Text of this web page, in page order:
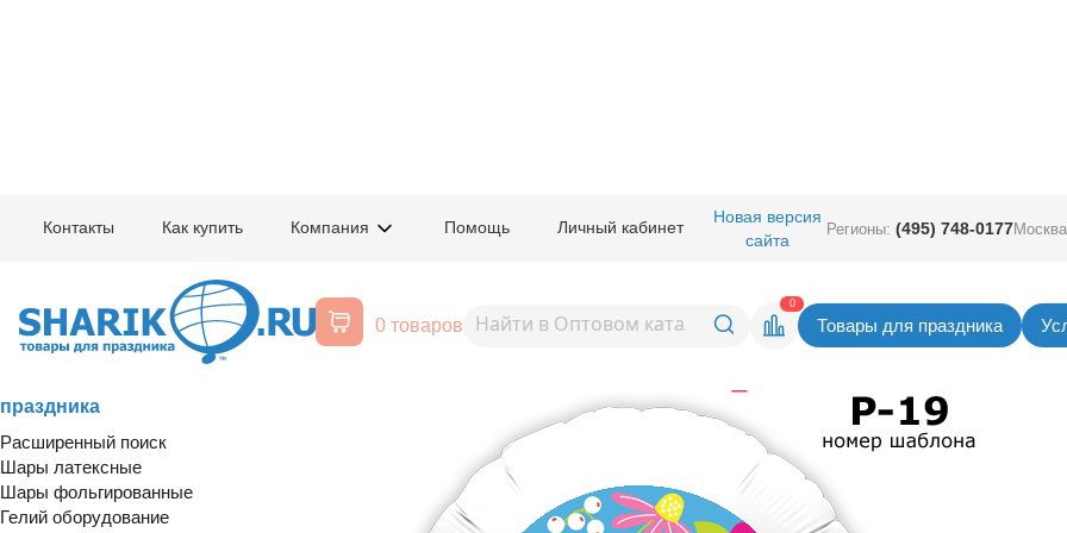
Контакты Как купить Компания Помощь Личный кабинет
Новая версия
сайта
Регионы: (495) 748-0177
0 товаров
0
Товары для праздника
Рекламная печать на шарах - изготовление рекламной
логотипом. Печать на фольгированных шарах.
праздника
Расширенный поиск
Шары латексные
Шары фольгированные
Гелий оборудование